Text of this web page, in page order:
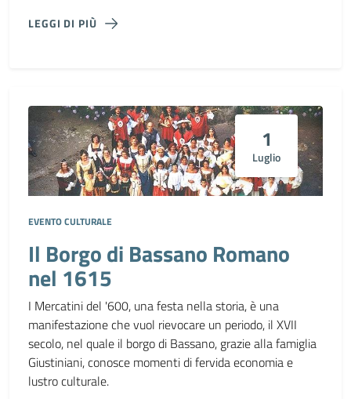
LEGGI DI PIÙ
1
Luglio
EVENTO CULTURALE
Il Borgo di Bassano Romano
nel 1615
I Mercatini del '600, una festa nella storia, è una
manifestazione che vuol rievocare un periodo, il XVII
secolo, nel quale il borgo di Bassano, grazie alla famiglia
Giustiniani, conosce momenti di fervida economia e
lustro culturale.